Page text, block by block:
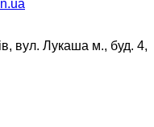
вул. Лукаша м., буд. 4,